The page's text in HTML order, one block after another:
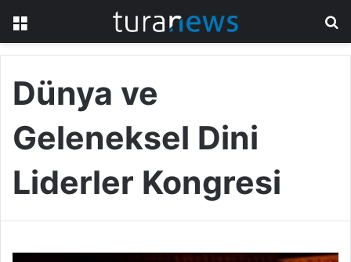
Dünya ve
Geleneksel Dini
Liderler Kongresi